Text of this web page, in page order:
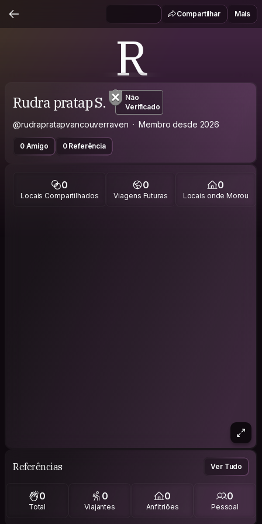
Compartilhar Mais
R
Rudra pratap S.
Não
Verificado
@rudrapratapvancouverraven Membro desde 2026
0 Amigo 0 Referência
0
Locais Compartilhados
0
Viagens Futuras
0
Locais onde Morou
Referências Ver Tudo
0
Total
0
Viajantes
0
Anfitriões
0
Pessoal